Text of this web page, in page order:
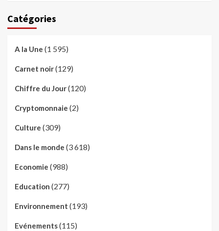
Catégories
A la Une (1 595)
Carnet noir(129)
Chiffre du Jour(120)
Cryptomonnaie (2)
Culture (309)
Dans le monde (3 618)
Economie (988)
Education (277)
Environnement (193)
Evénements(115)